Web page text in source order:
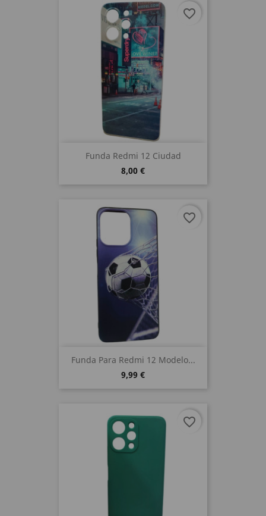
Funda Redmi 12 Ciudad
8,00 €
favorite_border
Funda Para Redmi 12 Modelo...
9,99 €
favorite_border
favorite_border